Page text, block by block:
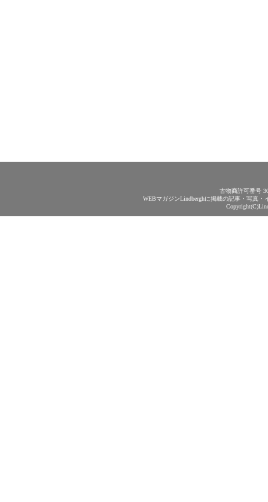
古物商許可番号
WEBマガジンLindberghに掲載の記事・写真